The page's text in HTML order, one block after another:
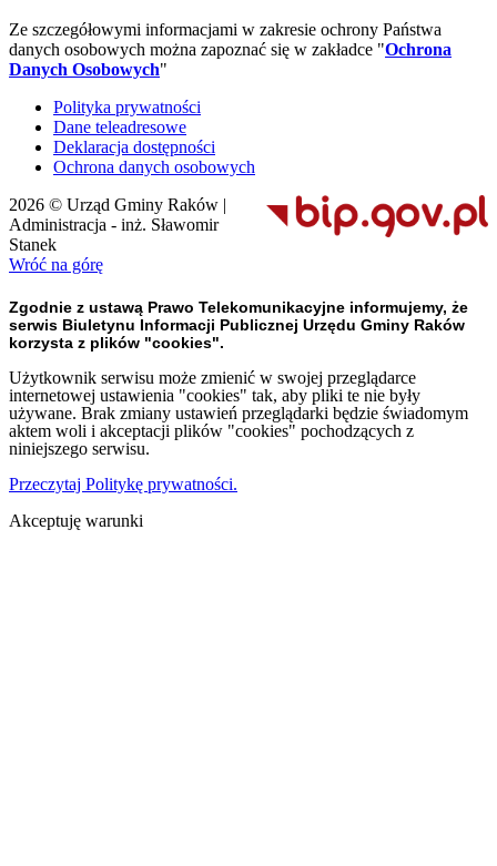
Ze szczegółowymi informacjami w zakresie ochrony Państwa
danych osobowych można zapoznać się w zakładce "Ochrona
Danych Osobowych"
Polityka prywatności
Dane teleadresowe
Deklaracja dostępności
Ochrona danych osobowych
2026 © Urząd Gminy Raków |
Administracja - inż. Sławomir
Stanek
Wróć na górę
Zgodnie z ustawą Prawo Telekomunikacyjne informujemy, że
serwis Biuletynu Informacji Publicznej Urzędu Gminy Raków
korzysta z plików "cookies".
Użytkownik serwisu może zmienić w swojej przeglądarce
internetowej ustawienia "cookies" tak, aby pliki te nie były
używane. Brak zmiany ustawień przeglądarki będzie świadomym
aktem woli i akceptacji plików "cookies" pochodzących z
niniejszego serwisu.
Przeczytaj Politykę prywatności.
Akceptuję warunki